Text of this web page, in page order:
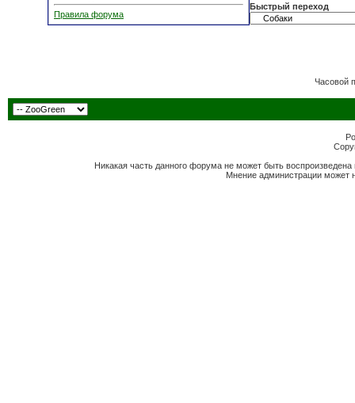
Правила форума
Быстрый переход
Часовой
Никакая часть данного форума не может быть
Мнение администрации может